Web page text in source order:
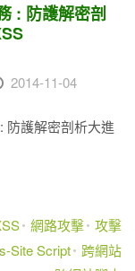
: 防護解密剖
2014-11-04
防護解密剖析大進
網路攻擊 攻擊
Site Script
跨網站